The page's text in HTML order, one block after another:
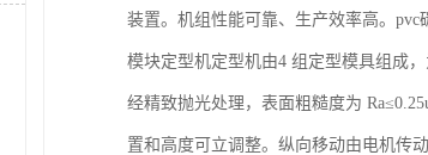
装置。机组性能可靠、生产效率高。
模块定型机定型机由4 组定型模具组成
经精致抛光处理，表面粗糙度为
置和高度可立调整。纵向移动由电机传